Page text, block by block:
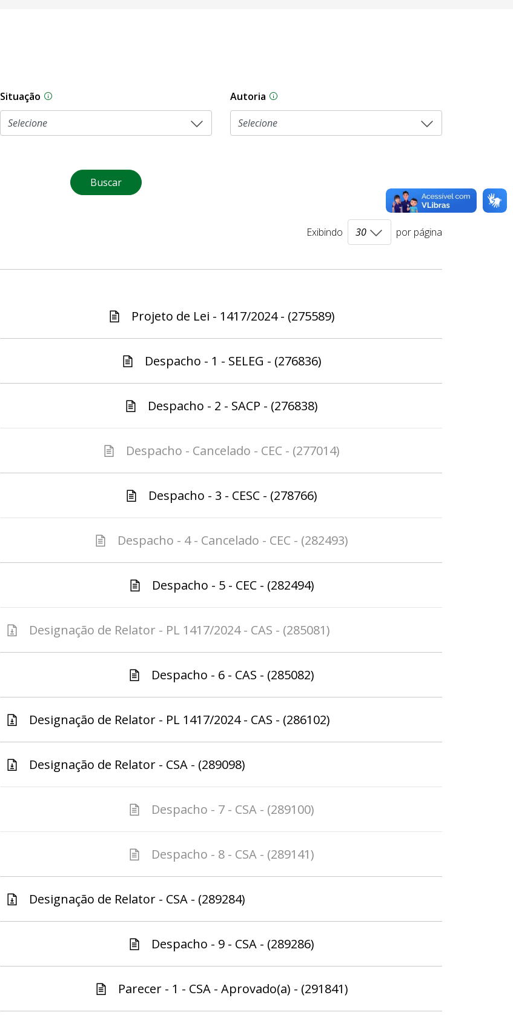
Situação Na CLDF, as proposições legislativas passam por diferentes estágios durante o processo
Autoria As proposições legislativas na CLDF podem ser
Buscar
Exibindo por página
Projeto de Lei - 1417/2024 - (275589)
Despacho - 1 - SELEG - (276836)
Despacho - 2 - SACP - (276838)
Despacho - Cancelado - CEC - (277014)
Despacho - 3 - CESC - (278766)
Despacho - 4 - Cancelado - CEC - (282493)
Despacho - 5 - CEC - (282494)
Designação de Relator - PL 1417/2024 - CAS - (285081)
Despacho - 6 - CAS - (285082)
Designação de Relator - PL 1417/2024 - CAS - (286102)
Designação de Relator - CSA - (289098)
Despacho - 7 - CSA - (289100)
Despacho - 8 - CSA - (289141)
Designação de Relator - CSA - (289284)
Despacho - 9 - CSA - (289286)
Parecer - 1 - CSA - Aprovado(a) - (291841)